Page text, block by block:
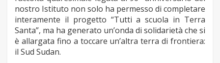
nostro Istituto non solo ha permesso di completare
interamente il progetto “Tutti a scuola in Terra
Santa”, ma ha generato un’onda di solidarietà che si
è allargata fino a toccare un’altra terra di frontiera:
il Sud Sudan.